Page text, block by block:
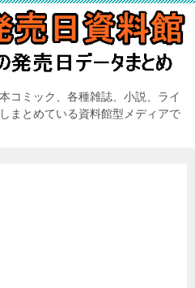
コミック、各種雑誌、小説、ライ
まとめている資料館型メディアで